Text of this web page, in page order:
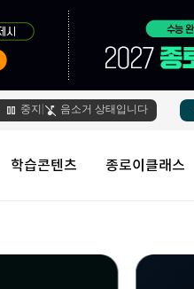
중지 음소거 상태입니다
학습콘텐츠 종로이클래스